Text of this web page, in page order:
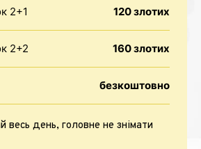
2+1 120 злотих
2+2 160 злотих
безкоштовно
весь день, головне не знімати